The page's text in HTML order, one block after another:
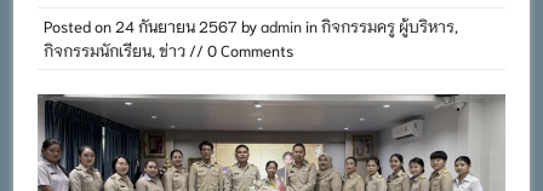
กรกฎาคม ๒๕๖๙
กิจกรรมถวายเทียนพรรษา สืบสานพระพุทธศาสนา
เนื่องในวันอาสาฬหบูชาและวันเข้าพรรษา
กิจกรรม SAFETY FOR KIDS เสริมสร้างวินัยและ
ความปลอดภัยในการใช้รถใช้ถนน
Posted on24 กันยายน 2567byadmininกิจกรรมครู ผู้บริหาร,
กิจกรรมนักเรียน,ข่าว // 0 Comments